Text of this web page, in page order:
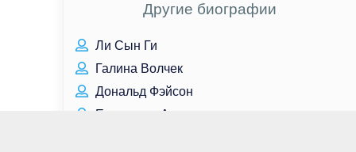
Другие биографии
Ли Сын Ги
Галина Волчек
Дональд Фэйсон
Елизавета Арзамасова